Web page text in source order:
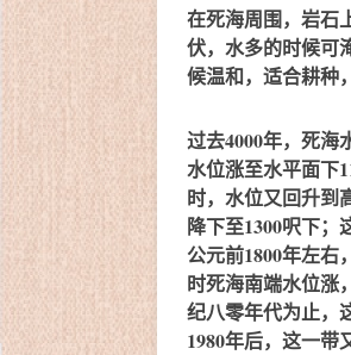
在死海周围，岩石
伏，水多的时候可
候温和，适合耕种
过去4000年，死海
水位涨至水平面下
时，水位又回升到
降下至1300呎下
公元前1800年左右
时死海南端水位涨
纪八零年代为止，
1980年后，这一带